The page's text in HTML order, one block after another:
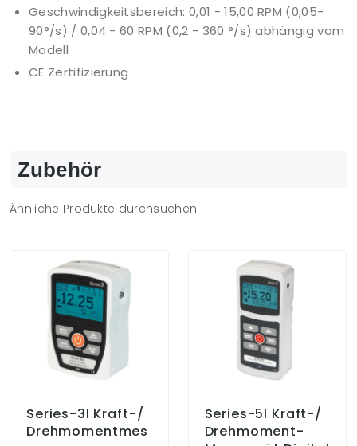
Geschwindigkeitsbereich: 0,01 - 15,00 RPM (0,05-
90°/s) / 0,04 - 60 RPM (0,2 - 360 °/s) abhängig vom
Modell
CE Zertifizierung
Zubehör
Ähnliche Produkte durchsuchen
Series-3I Kraft-/
Drehmomentmes
Series-5I Kraft-/
Drehmoment-